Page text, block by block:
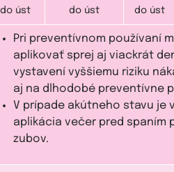
do úst do úst do úst
Pri preventívnom používaní
aplikovať sprej aj viackrát
vystavení vyššiemu riziku
aj na dlhodobé preventívne
V prípade akútneho stavu je
aplikácia večer pred spaním
zubov.